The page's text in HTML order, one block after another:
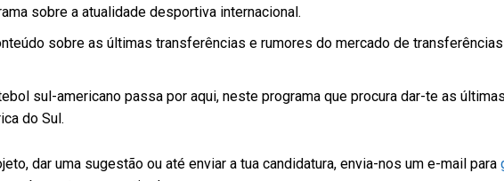
sobre a atualidade desportiva internacional.
sobre as últimas transferências e rumores do mercado de
sul-americano passa por aqui, neste programa que procura dar-te as
do Sul.
dar uma sugestão ou até enviar a tua candidatura, envia-nos um e-mail para